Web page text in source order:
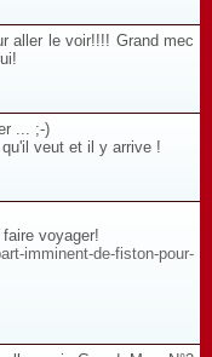
aller le voir!!!! Grand mec
... ;-)
veut et il y arrive !
voyager!
imminent-de-fiston-pour-